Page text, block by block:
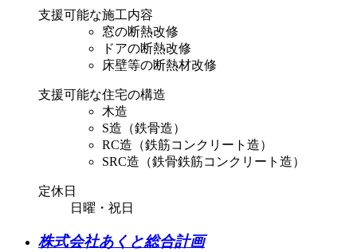
支援可能な施工内容
窓の断熱改修
ドアの断熱改修
床壁等の断熱材改修
支援可能な住宅の構造
木造
S造（鉄骨造）
RC造（鉄筋コンクリート造）
SRC造（鉄骨鉄筋コンクリート造）
定休日
日曜・祝日
株式会社あくと総合計画